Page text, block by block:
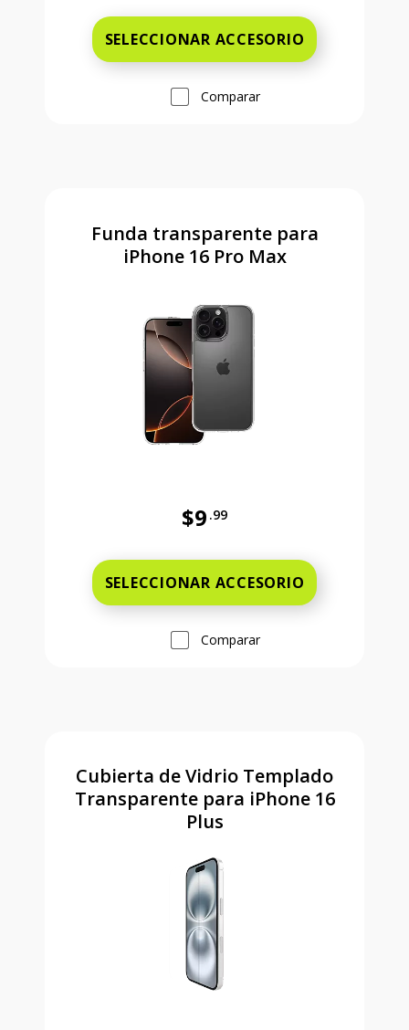
SELECCIONAR ACCESORIO
Comparar
Funda transparente para
iPhone 16 Pro Max
$9 .99
SELECCIONAR ACCESORIO
Comparar
Cubierta de Vidrio Templado
Transparente para iPhone 16
Plus